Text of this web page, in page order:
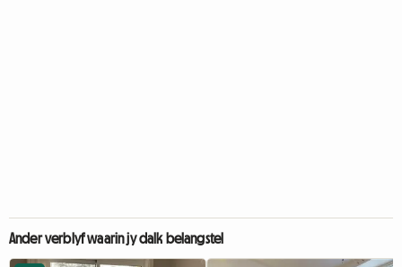
Ander verblyf waarin jy dalk belangstel